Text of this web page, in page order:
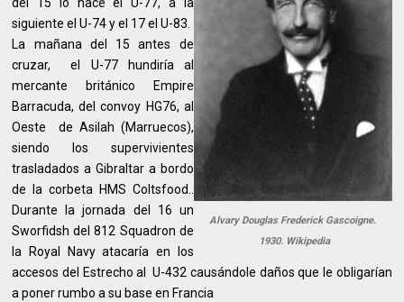
Alvary Douglas Frederick Gascoigne.
1930. Wikipedia
del 15 lo hace el U-77, a la
siguiente el U-74 y el 17 el U-83.
La mañana del 15 antes de
cruzar, el U-77 hundiría al
mercante británico Empire
Barracuda, del convoy HG76, al
Oeste de Asilah (Marruecos),
siendo los supervivientes
trasladados a Gibraltar a bordo
de la corbeta HMS Coltsfood..
Durante la jornada del 16 un
Sworfidsh del 812 Squadron de
la Royal Navy atacaría en los
accesos del Estrecho al U-432 causándole daños que le obligarían
a poner rumbo a su base en Francia